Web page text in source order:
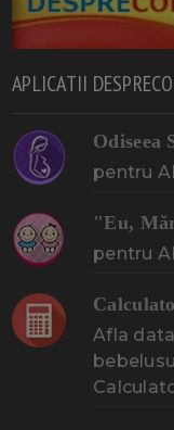
APLICATII
Odiseea
pentru
"Eu,
pentru
Afla